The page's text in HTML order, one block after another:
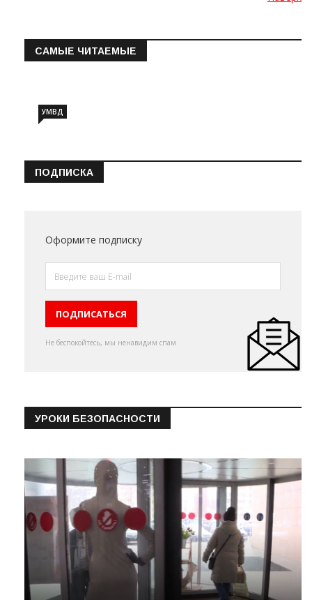
САМЫЕ ЧИТАЕМЫЕ
УМВД
ПОДПИСКА
Оформите подписку
Не беспокойтесь, мы ненавидим спам
УРОКИ БЕЗОПАСНОСТИ